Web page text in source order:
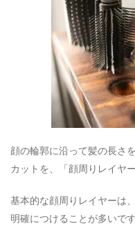
顔の輪郭に沿って髪の長さ
カットを、「顔周りレイヤ
基本的な顔周りレイヤーは
明確につけることが多いで